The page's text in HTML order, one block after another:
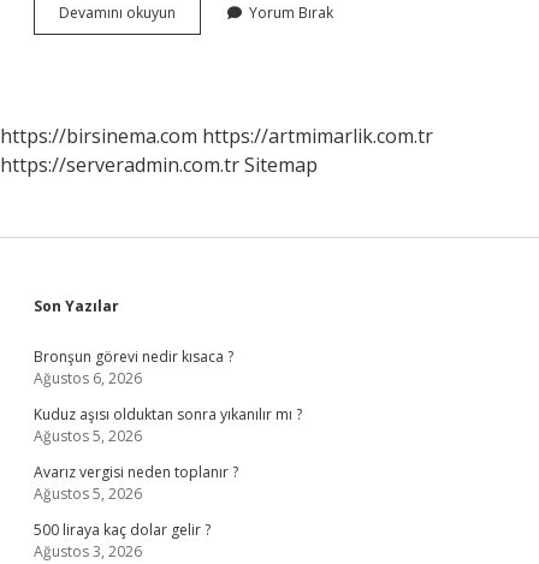
Devamını okuyun Dünyanın
En
Yorum Bırak
https://birsinema.com https://artmimarlik.com.tr
https://serveradmin.com.trSitemap
Sidebar
Son Yazılar
Bronşun görevi nedir kısaca ?
Ağustos 6, 2026
Kuduz aşısı olduktan sonra yıkanılır mı ?
Ağustos 5, 2026
Avarız vergisi neden toplanır ?
Ağustos 5, 2026
500 liraya kaç dolar gelir ?
Ağustos 3, 2026